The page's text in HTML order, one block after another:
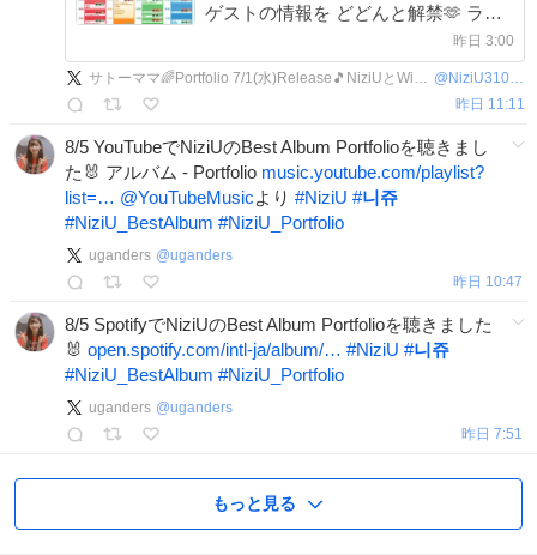
ゲストの情報を どどんと解禁🫶 ライ
ブの合間に、ぜひお立ち寄りください
🔥 🔴8/8（土） 12:00～ AKB48（伊藤
百花・小栗有以・倉野尾成美） 14:45
昨日 3:00
サトーママ🌈Portfolio 7/1(水)Release🎵NiziUとWithU一緒に世界へ @ NiziU310mama
昨日 11:11
8/5 YouTubeでNiziUのBest Album Portfolioを聴きまし
た🐰 アルバム - Portfolio music.youtube.com/playlist?
list=… @YouTubeMusicより #NiziU #니쥬
#NiziU_BestAlbum #NiziU_Portfolio
uganders @uganders
昨日 10:47
8/5 SpotifyでNiziUのBest Album Portfolioを聴きました
🐰 open.spotify.com/intl-ja/album/… #NiziU #니쥬
#NiziU_BestAlbum #NiziU_Portfolio
uganders @uganders
昨日 7:51
もっと見る